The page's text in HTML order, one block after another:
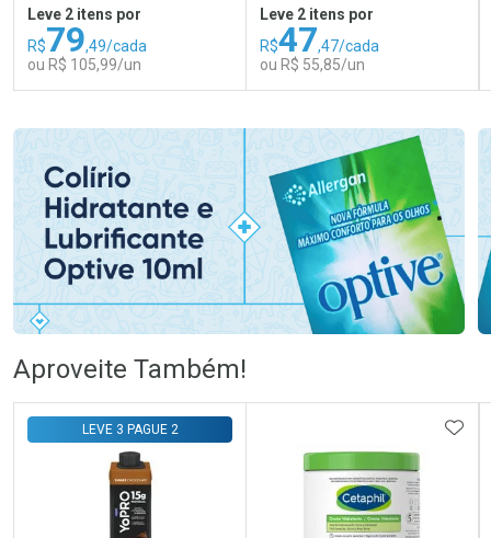
Leve 2 itens por
R$79,49/cada
ou R$ 105,99/un
Comprar sem Desconto
Por R$ 105,99/cada
Comprar sem Desconto
Por R$ 105,99/cada
Leve 2 itens por
R$47,47/cada
ou R$ 55,85/un
Laboratório
Comprar sem Desconto
Por Menos
Comprar sem Desconto
Aproveite Também!
LEVE 3 PAGUE 2